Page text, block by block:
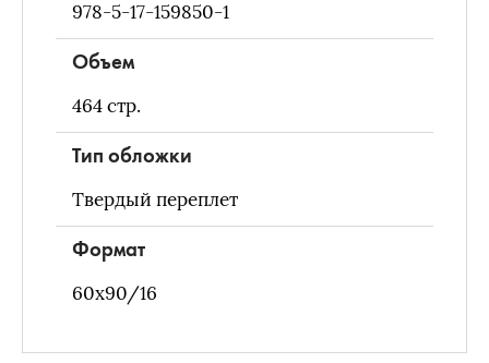
978-5-17-159850-1
Объем
464стр.
Тип обложки
Твердый переплет
Формат
60х90/16